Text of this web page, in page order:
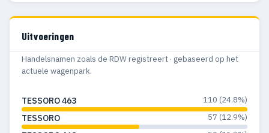
Uitvoeringen
Handelsnamen zoals de RDW registreert · gebaseerd op het
actuele wagenpark.
TESSORO 463 110 (24.8%)
TESSORO 57 (12.9%)